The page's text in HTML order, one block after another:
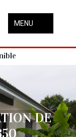
MENU
DE